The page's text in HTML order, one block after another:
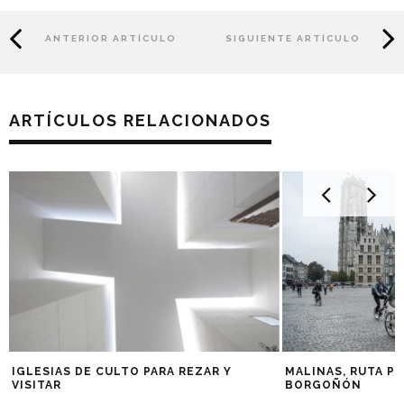
ANTERIOR ARTÍCULO SIGUIENTE ARTÍCULO
ARTÍCULOS RELACIONADOS
IGLESIAS DE CULTO PARA REZAR Y
VISITAR
MALINAS, RUTA
BORGOÑÓN